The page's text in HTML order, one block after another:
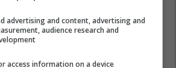
advertising and content, advertising and
audience research and
access information on a device